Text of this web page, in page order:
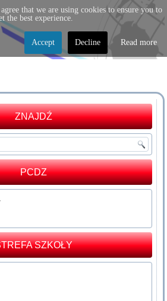
ZNAJDŹ
PCDZ
SZKOŁY
that we are using cookies to ensure you to
the best experience.
Accept Decline Read more